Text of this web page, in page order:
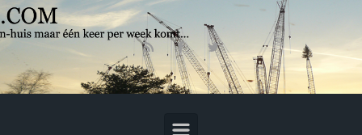
Skip to main content